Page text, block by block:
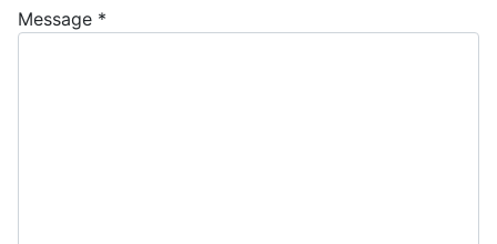
Message *